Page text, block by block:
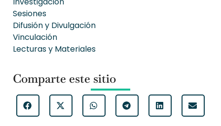
6a Sesión de Trabajo
CONTINUAR LEYENDO
viernes, 8 de julio, 2022
AÑO 1